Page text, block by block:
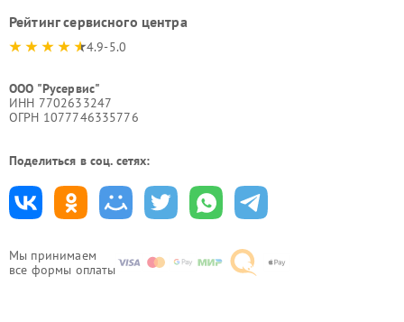
Мы принимаем
все формы оплаты
Рейтинг сервисного центра
4.9-5.0
ООО "Русервис"
ИНН 7702633247
ОГРН 1077746335776
Поделиться в соц. сетях: